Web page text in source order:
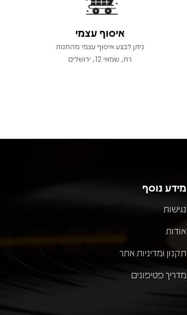
איסוף עצמי
ניתן לבצע איסוף עצמי מהחנות
רח, שמאי 12, ירושלים
מידע נוסף
נגישות
אודות
תקנון ומדיניות אתר
מדריך פטיפונים